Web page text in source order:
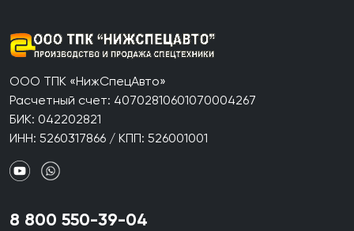
ООО ТПК «НижСпецАвто»
Расчетный счет: 40702810601070004267
БИК: 042202821
ИНН: 5260317866 / КПП: 526001001
8 800 550-39-04